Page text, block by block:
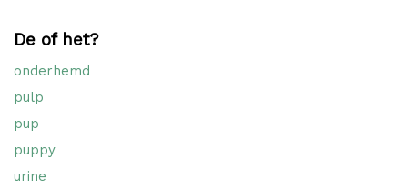
De of het?
onderhemd
pulp
pup
puppy
urine